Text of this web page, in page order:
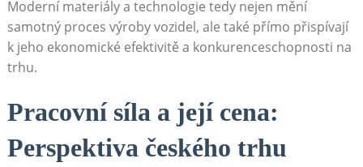
Moderní materiály a technologie tedy nejen mění
samotný proces výroby vozidel, ale také přímo přispívají
k jeho ekonomické efektivitě a konkurenceschopnosti ​na
trhu.
Pracovní síla a její cena:
Perspektiva českého trhu